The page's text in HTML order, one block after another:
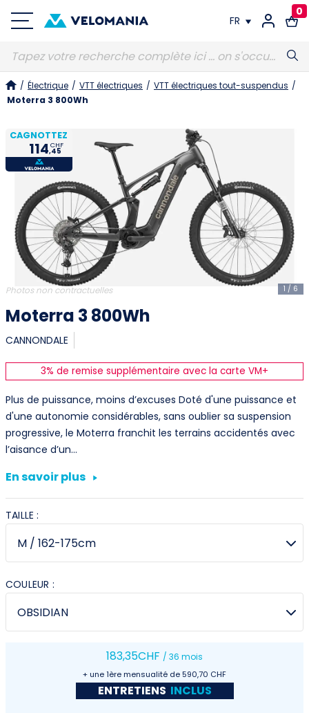
FR
FR
DE
0
/ Électrique / VTT électriques / VTT électriques tout-suspendus /
Moterra 3 800Wh
CAGNOTTEZ
114,45
CHF
1 / 6
Photos non contractuelles
Moterra 3 800Wh
CANNONDALE
3% de remise supplémentaire avec la carte VM+
Plus de puissance, moins d’excuses Doté d'une puissance et
d'une autonomie considérables, sans oublier sa suspension
progressive, le Moterra franchit les terrains accidentés avec
l’aisance d’un…
En savoir plus
TAILLE :
COULEUR :
183,35CHF / 36 mois
+ une 1ère mensualité de 590,70 CHF
ENTRETIENS INCLUS